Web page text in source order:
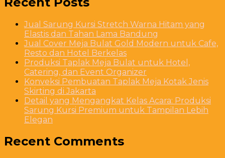
Jual Sarung Kursi Stretch Warna Hitam yang
Elastis dan Tahan Lama Bandung
Jual Cover Meja Bulat Gold Modern untuk Cafe,
Resto dan Hotel Berkelas
Produksi Taplak Meja Bulat untuk Hotel,
Catering, dan Event Organizer
Konveksi Pembuatan Taplak Meja Kotak Jenis
Skirting di Jakarta
Detail yang Mengangkat Kelas Acara: Produksi
Sarung Kursi Premium untuk Tampilan Lebih
Elegan
Recent Comments